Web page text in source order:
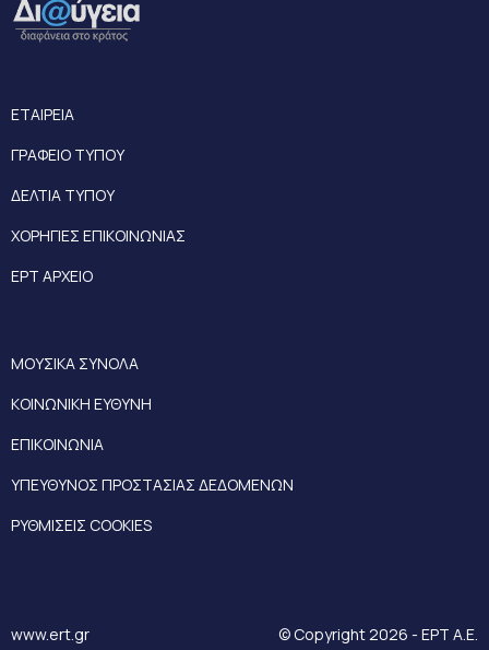
ΕΤΑΙΡΕΙΑ
ΓΡΑΦΕΙΟ ΤΥΠΟΥ
ΔΕΛΤΙΑ ΤΥΠΟΥ
ΧΟΡΗΓΙΕΣ ΕΠΙΚΟΙΝΩΝΙΑΣ
ΕΡΤ ΑΡΧΕΙΟ
ΜΟΥΣΙΚΑ ΣΥΝΟΛΑ
ΚΟΙΝΩΝΙΚΗ ΕΥΘΥΝΗ
ΕΠΙΚΟΙΝΩΝΙΑ
ΥΠΕΥΘΥΝΟΣ ΠΡΟΣΤΑΣΙΑΣ ΔΕΔΟΜΕΝΩΝ
ΡΥΘΜΙΣΕΙΣ COOKIES
www.ert.gr © Copyright 2026 - ΕΡΤ Α.Ε.